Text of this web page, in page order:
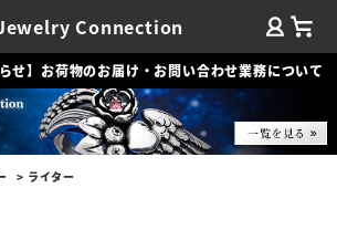
Connection
らせ】お荷物のお届け・お問い合わせ業務について
ライター